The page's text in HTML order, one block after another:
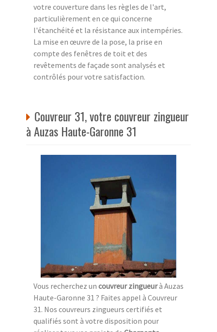
votre couverture dans les règles de l'art,
particulièrement en ce qui concerne
l'étanchéité et la résistance aux intempéries.
La mise en œuvre de la pose, la prise en
compte des fenêtres de toit et des
revêtements de façade sont analysés et
contrôlés pour votre satisfaction.
Couvreur 31, votre couvreur zingueur
à Auzas Haute-Garonne 31
Vous recherchez un couvreur zingueurà Auzas
Haute-Garonne 31 ? Faites appel à Couvreur
31. Nos couvreurs zingueurs certifiés et
qualifiés sont à votre disposition pour